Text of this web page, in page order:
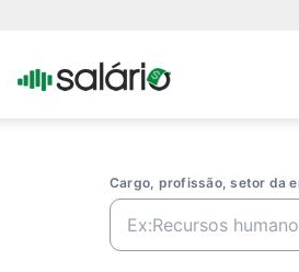
Portal
Cargo, profissão, setor da